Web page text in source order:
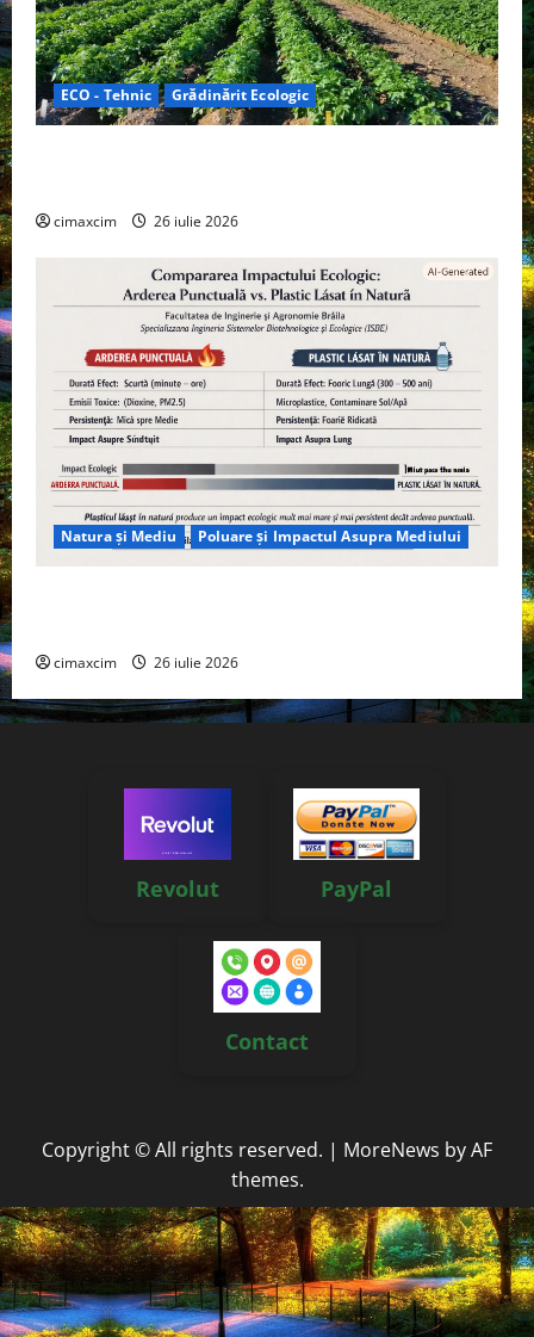
ECO - Tehnic Grădinărit Ecologic
cimaxcim 26 iulie 2026
Natura și Mediu Poluare și Impactul Asupra Mediului
cimaxcim 26 iulie 2026
Revolut PayPal
Contact
Copyright © All rights reserved. | MoreNews by AF
themes.